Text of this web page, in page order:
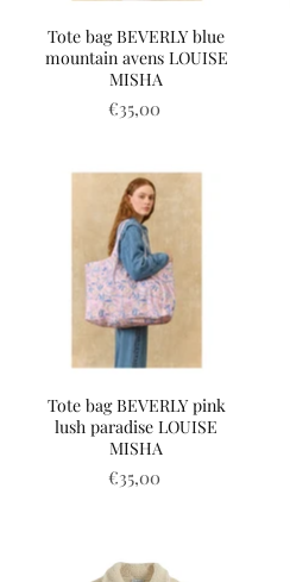
Tote bag BEVERLY blue
mountain avens LOUISE
MISHA
€35,00
Tote bag BEVERLY pink
lush paradise LOUISE
MISHA
€35,00